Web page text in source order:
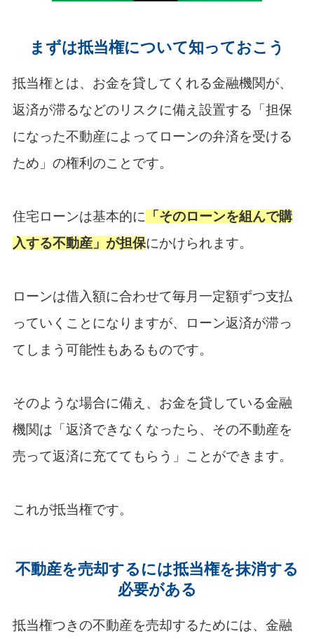
まずは抵当権について知っておこう
抵当権とは、お金を貸してくれる金融機関が、
返済が滞るなどのリスクに備え設置する「担保
になった不動産によってローンの弁済を受ける
ため」の権利のことです。
住宅ローンは基本的に 「そのローンを組んで購
入する不動産」が担保にかけられます。
ローンは借入額に合わせて毎月一定額ずつ支払
っていくことになりますが、ローン返済が滞っ
てしまう可能性もあるものです。
そのような場合に備え、お金を貸している金融
機関は「返済できなくなったら、その不動産を
売って返済に充ててもらう」ことができます。
これが抵当権です。
不動産を売却するには抵当権を抹消する
必要がある
抵当権つきの不動産を売却するためには、金融